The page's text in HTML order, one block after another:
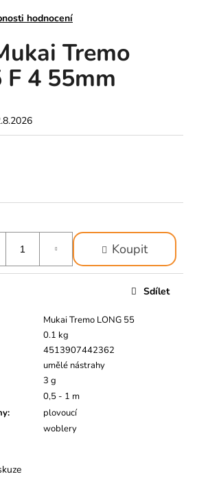
hodnocení
Tremo
F 4 55mm
Koupit
Mukai Tremo LONG 55
0.1 kg
4513907442362
umělé nástrahy
3 g
0,5 - 1 m
:
plovoucí
woblery
Sdílet